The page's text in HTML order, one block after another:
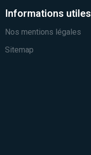
Informations utiles
Nos mentions légales
Sitemap